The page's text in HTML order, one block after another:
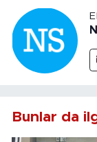
Bunlar da